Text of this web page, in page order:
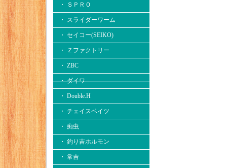
・ ＳＰＲＯ
・ スライダーワーム
・ セイコー(SEIKO)
・ Ｚファクトリー
・ ZBC
・ ダイワ
・ Double.H
・ チェイスベイツ
・ 痴虫
・ 釣り吉ホルモン
・ 常吉